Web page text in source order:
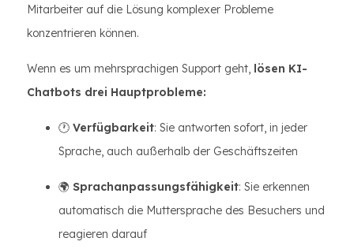
Mitarbeiter auf die Lösung komplexer Probleme
konzentrieren können.
Wenn es um mehrsprachigen Support geht, lösen KI-
Chatbots drei Hauptprobleme:
🕐 Verfügbarkeit: Sie antworten sofort, in jeder
Sprache, auch außerhalb der Geschäftszeiten
🌍 Sprachanpassungsfähigkeit: Sie erkennen
automatisch die Muttersprache des Besuchers und
reagieren darauf